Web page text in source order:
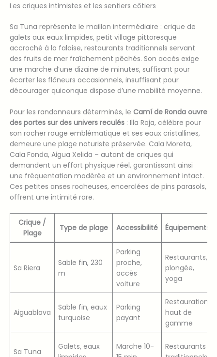
Les criques intimistes et les sentiers côtiers
Sa Tuna représente le maillon intermédiaire : crique de
galets aux eaux limpides, petit village pittoresque
accroché à la falaise, restaurants traditionnels servant
des fruits de mer fraîchement pêchés. Son accès exige
une marche d’une dizaine de minutes, suffisant pour
écarter les flâneurs occasionnels, insuffisant pour
décourager quiconque dispose d’une mobilité moyenne.
Pour les randonneurs déterminés, le Camí de Ronda ouvre
des portes sur des univers reculés : Illa Roja, célèbre pour
son rocher rouge emblématique et ses eaux cristallines,
demeure une plage naturiste préservée. Cala Moreta,
Cala Fonda, Aigua Xelida – autant de criques qui
demandent un effort physique réel, garantissant ainsi
une fréquentation modérée et un environnement intact.
Ces petites anses rocheuses, encerclées de pins parasols,
offrent une intimité rare.
Crique /
Plage
Type de plage Accessibilité Équipements
Sa Riera
Sable fin, 230
m
Parking
proche,
accès
voiture
Restaurants,
plongée,
yoga
Aiguablava
Sable fin, eaux
turquoise
Parking
payant
Restauration
haut de
gamme
Sa Tuna
Galets, eaux
Marche 10-
Restaurants